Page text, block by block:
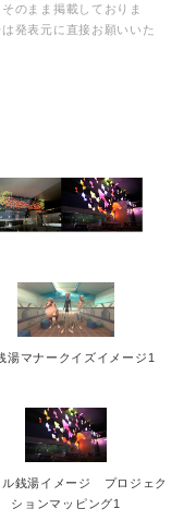
のまま掲載しておりま
発表元に直接お願いいた
湯マナークイズイメージ1
ル銭湯イメージ プロジェク
ションマッピング1